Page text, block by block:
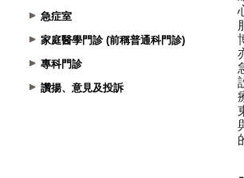
急症室
家庭醫學門診 (前稱普通科門診)
專科門診
讚揚、意見及投訴